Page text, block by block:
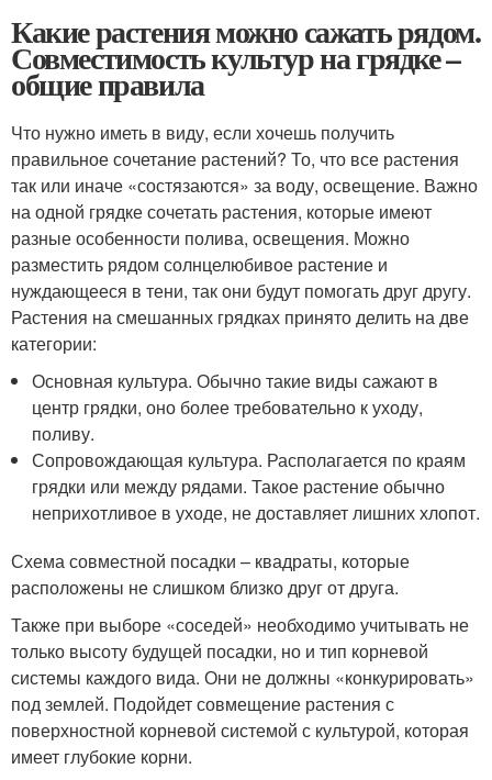
Какие растения можно сажать рядом.
Совместимость культур на грядке –
общие правила
Что нужно иметь в виду, если хочешь получить
правильное сочетание растений? То, что все растения
так или иначе «состязаются» за воду, освещение. Важно
на одной грядке сочетать растения, которые имеют
разные особенности полива, освещения. Можно
разместить рядом солнцелюбивое растение и
нуждающееся в тени, так они будут помогать друг другу.
Растения на смешанных грядках принято делить на две
категории:
Основная культура. Обычно такие виды сажают в
центр грядки, оно более требовательно к уходу,
поливу.
Сопровождающая культура. Располагается по краям
грядки или между рядами. Такое растение обычно
неприхотливое в уходе, не доставляет лишних хлопот.
Схема совместной посадки – квадраты, которые
расположены не слишком близко друг от друга.
Также при выборе «соседей» необходимо учитывать не
только высоту будущей посадки, но и тип корневой
системы каждого вида. Они не должны «конкурировать»
под землей. Подойдет совмещение растения с
поверхностной корневой системой с культурой, которая
имеет глубокие корни.